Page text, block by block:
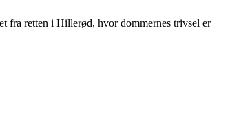
fra retten i Hillerød, hvor dommernes trivsel er